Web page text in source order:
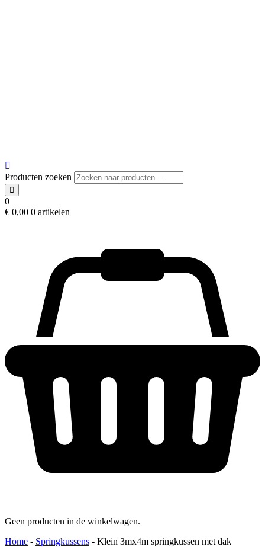
Producten zoeken
0
€ 0,00 0 artikelen
Geen producten in de winkelwagen.
Home - Springkussens - Klein 3mx4m springkussen met dak